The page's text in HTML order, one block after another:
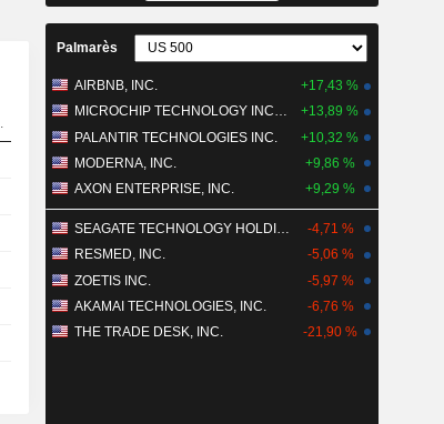
Palmarès
AIRBNB, INC.
+17,43 %
MICROCHIP TECHNOLOGY INCORPORATED
+13,89 %
PALANTIR TECHNOLOGIES INC.
+10,32 %
MODERNA, INC.
+9,86 %
AXON ENTERPRISE, INC.
+9,29 %
SEAGATE TECHNOLOGY HOLDINGS PLC
-4,71 %
RESMED, INC.
-5,06 %
ZOETIS INC.
-5,97 %
AKAMAI TECHNOLOGIES, INC.
-6,76 %
THE TRADE DESK, INC.
-21,90 %